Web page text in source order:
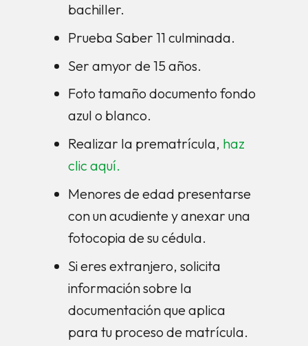
bachiller.
Prueba Saber 11 culminada.
Ser amyor de 15 años.
Foto tamaño documento fondo
azul o blanco.
Realizar la prematrícula, haz
clic aquí.
Menores de edad presentarse
con un acudiente y anexar una
fotocopia de su cédula.
Si eres extranjero, solicita
información sobre la
documentación que aplica
para tu proceso de matrícula.